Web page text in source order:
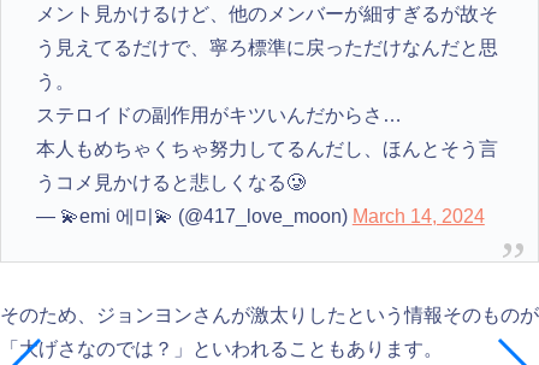
メント見かけるけど、他のメンバーが細すぎるが故そ
う見えてるだけで、寧ろ標準に戻っただけなんだと思
う。
ステロイドの副作用がキツいんだからさ…
本人もめちゃくちゃ努力してるんだし、ほんとそう言
うコメ見かけると悲しくなる🥲
— 💫emi 에미💫 (@417_love_moon) March 14, 2024
そのため、ジョンヨンさんが激太りしたという情報そのものが
「大げさなのでは？」といわれることもあります。